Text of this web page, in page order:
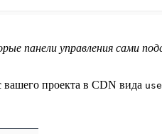
панели управления сами
вашего проекта в CDN вида